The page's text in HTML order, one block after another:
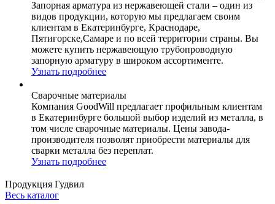
Запорная арматура из нержавеющей стали – один из
видов продукции, которую мы предлагаем своим
клиентам в Екатеринбурге, Краснодаре,
Пятигорске,Самаре и по всей территории страны. Вы
можете купить нержавеющую трубопроводную
запорную арматуру в широком ассортименте.
Узнать подробнее
Сварочные материалы
Компания GoodWill предлагает профильным клиентам
в Екатеринбурге большой выбор изделий из металла, в
том числе сварочные материалы. Цены завода-
производителя позволят приобрести материалы для
сварки металла без переплат.
Узнать подробнее
Продукция Гудвил
Весь каталог